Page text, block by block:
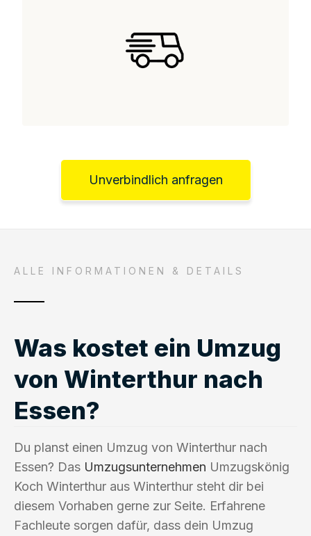
Unverbindlich anfragen
ALLE INFORMATIONEN & DETAILS
Was kostet ein Umzug
von Winterthur nach
Essen?
Du planst einen Umzug von Winterthur nach
Essen? Das Umzugsunternehmen Umzugskönig
Koch Winterthur aus Winterthur steht dir bei
diesem Vorhaben gerne zur Seite. Erfahrene
Fachleute sorgen dafür, dass dein Umzug